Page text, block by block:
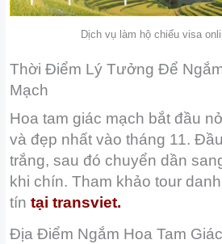
Dịch vụ làm hộ chiếu visa
Thời Điểm Lý Tưởng Để
Mạch
Hoa tam giác mạch bắt đầu
và đẹp nhất vào tháng 11.
trắng, sau đó chuyển dần
khi chín. Tham khảo tour
tín tạitransviet.
Địa Điểm Ngắm Hoa Tam